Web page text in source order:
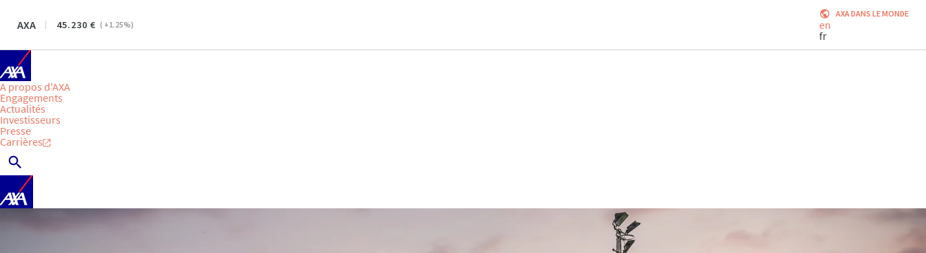
AXA 45.230 ( +1.25%)
AXA DANS LE MONDE
en
fr
A propos d'AXA
Engagements
Actualités
Investisseurs
Presse
Carrières